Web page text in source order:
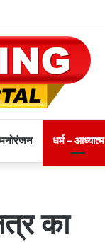
धर्म – आध्यात्म
का